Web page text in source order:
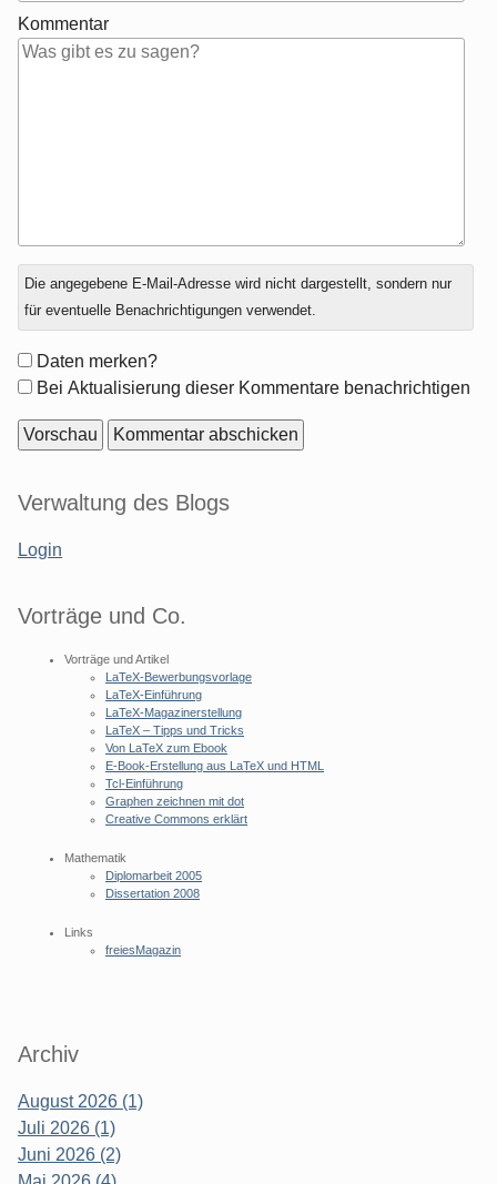
Kommentar
Antwort
zu
Die angegebene E-Mail-Adresse wird nicht dargestellt, sondern nur
für eventuelle Benachrichtigungen verwendet.
Formular-
Optionen
Daten merken?
Bei Aktualisierung dieser Kommentare benachrichtigen
Seitenleiste
Verwaltung des Blogs
Login
Vorträge und Co.
Vorträge und Artikel
LaTeX-Bewerbungsvorlage
LaTeX-Einführung
LaTeX-Magazinerstellung
LaTeX – Tipps und Tricks
Von LaTeX zum Ebook
E-Book-Erstellung aus LaTeX und HTML
Tcl-Einführung
Graphen zeichnen mit dot
Creative Commons erklärt
Mathematik
Diplomarbeit 2005
Dissertation 2008
Links
freiesMagazin
Archiv
August 2026 (1)
Juli 2026 (1)
Juni 2026 (2)